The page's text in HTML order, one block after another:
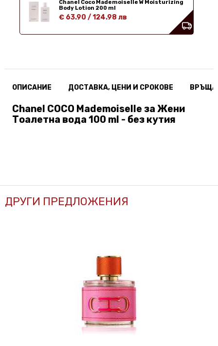
Chanel Coco Mademoiselle W Moisturizing
Body Lotion 200 ml
€ 63.90 /124.98 лв
ОПИСАНИЕ ДОСТАВКА, ЦЕНИ И СРОКОВЕ
Chanel COCO Mademoiselle за Жени
Тоалетна вода 100 ml - без кутия
ДРУГИ ПРЕДЛОЖЕНИЯ